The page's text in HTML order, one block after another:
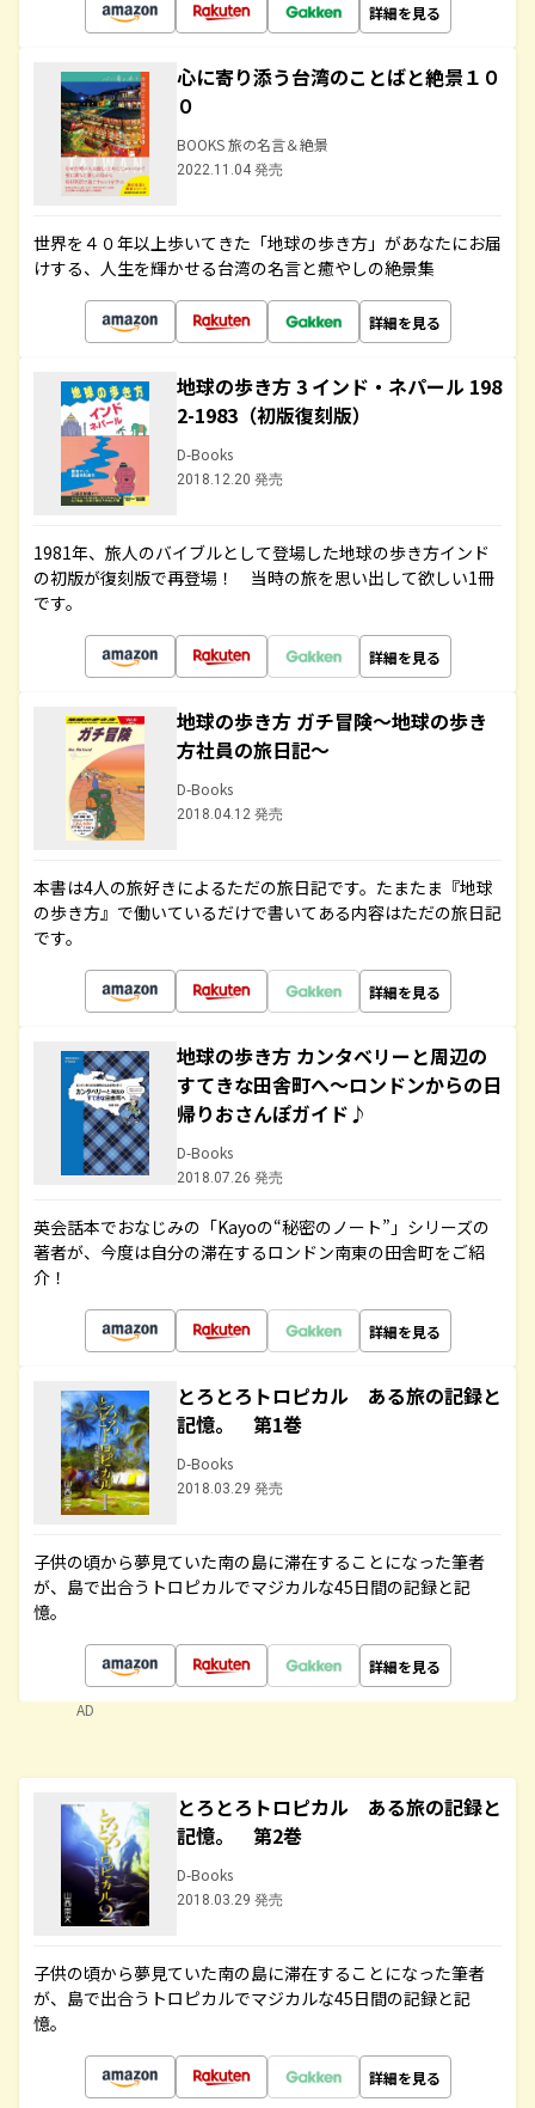
詳細を見る
心に寄り添う台湾のことばと絶景１０
０
BOOKS 旅の名言＆絶景
2022.11.04 発売
世界を４０年以上歩いてきた「地球の歩き方」があなたにお届
けする、人生を輝かせる台湾の名言と癒やしの絶景集
詳細を見る
地球の歩き方 3 インド・ネパール 198
2-1983（初版復刻版）
D-Books
2018.12.20 発売
1981年、旅人のバイブルとして登場した地球の歩き方インド
の初版が復刻版で再登場！ 当時の旅を思い出して欲しい1冊
です。
詳細を見る
地球の歩き方 ガチ冒険～地球の歩き
方社員の旅日記～
D-Books
2018.04.12 発売
本書は4人の旅好きによるただの旅日記です。たまたま『地球
の歩き方』で働いているだけで書いてある内容はただの旅日記
です。
詳細を見る
地球の歩き方 カンタベリーと周辺の
すてきな田舎町へ～ロンドンからの日
帰りおさんぽガイド♪
D-Books
2018.07.26 発売
英会話本でおなじみの「Kayoの“秘密のノート”」シリーズの
著者が、今度は自分の滞在するロンドン南東の田舎町をご紹
介！
詳細を見る
とろとろトロピカル ある旅の記録と
記憶。 第1巻
D-Books
2018.03.29 発売
子供の頃から夢見ていた南の島に滞在することになった筆者
が、島で出合うトロピカルでマジカルな45日間の記録と記
憶。
詳細を見る
AD
とろとろトロピカル ある旅の記録と
記憶。 第2巻
D-Books
2018.03.29 発売
子供の頃から夢見ていた南の島に滞在することになった筆者
が、島で出合うトロピカルでマジカルな45日間の記録と記
憶。
詳細を見る